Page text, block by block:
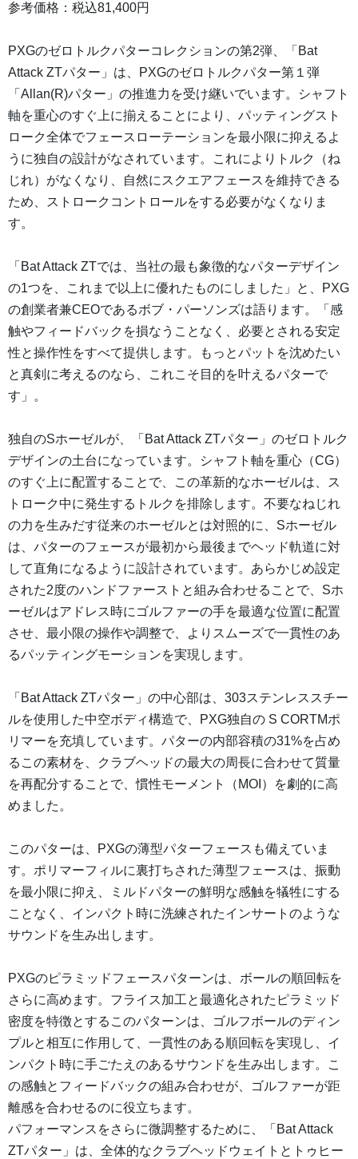
参考価格：税込81,400円
PXGのゼロトルクパターコレクションの第2弾、「Bat
Attack ZTパター」は、PXGのゼロトルクパター第１弾
「Allan(R)パター」の推進力を受け継いでいます。シャフト
軸を重心のすぐ上に揃えることにより、パッティングスト
ローク全体でフェースローテーションを最小限に抑えるよ
うに独自の設計がなされています。これによりトルク（ね
じれ）がなくなり、自然にスクエアフェースを維持できる
ため、ストロークコントロールをする必要がなくなりま
す。
「Bat Attack ZTでは、当社の最も象徴的なパターデザイン
の1つを、これまで以上に優れたものにしました」と、PXG
の創業者兼CEOであるボブ・パーソンズは語ります。「感
触やフィードバックを損なうことなく、必要とされる安定
性と操作性をすべて提供します。もっとパットを沈めたい
と真剣に考えるのなら、これこそ目的を叶えるパターで
す」。
独自のSホーゼルが、「Bat Attack ZTパター」のゼロトルク
デザインの土台になっています。シャフト軸を重心（CG）
のすぐ上に配置することで、この革新的なホーゼルは、ス
トローク中に発生するトルクを排除します。不要なねじれ
の力を生みだす従来のホーゼルとは対照的に、Sホーゼル
は、パターのフェースが最初から最後までヘッド軌道に対
して直角になるように設計されています。あらかじめ設定
された2度のハンドファーストと組み合わせることで、Sホ
ーゼルはアドレス時にゴルファーの手を最適な位置に配置
させ、最小限の操作や調整で、よりスムーズで一貫性のあ
るパッティングモーションを実現します。
「Bat Attack ZTパター」の中心部は、303ステンレススチー
ルを使用した中空ボディ構造で、PXG独自の S CORTMポ
リマーを充填しています。パターの内部容積の31%を占め
るこの素材を、クラブヘッドの最大の周長に合わせて質量
を再配分することで、慣性モーメント（MOI）を劇的に高
めました。
このパターは、PXGの薄型パターフェースも備えていま
す。ポリマーフィルに裏打ちされた薄型フェースは、振動
を最小限に抑え、ミルドパターの鮮明な感触を犠牲にする
ことなく、インパクト時に洗練されたインサートのような
サウンドを生み出します。
PXGのピラミッドフェースパターンは、ボールの順回転を
さらに高めます。フライス加工と最適化されたピラミッド
密度を特徴とするこのパターンは、ゴルフボールのディン
プルと相互に作用して、一貫性のある順回転を実現し、イ
ンパクト時に手ごたえのあるサウンドを生み出します。こ
の感触とフィードバックの組み合わせが、ゴルファーが距
離感を合わせるのに役立ちます。
パフォーマンスをさらに微調整するために、「Bat Attack
ZTパター」は、全体的なクラブヘッドウェイトとトゥヒー